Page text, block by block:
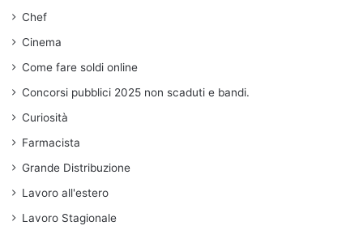
Chef
Cinema
Come fare soldi online
Concorsi pubblici 2025 non scaduti e bandi.
Curiosità
Farmacista
Grande Distribuzione
Lavoro all'estero
Lavoro Stagionale